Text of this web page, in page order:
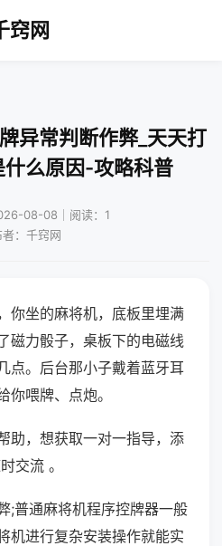
窍网
异常判断作弊_天天打
什么原因-攻略科普
08-08｜阅读：1
者：千窍网
你坐的麻将机，底板里埋满
磁力骰子，桌板下的电磁线
点。后台那小子戴着蓝牙耳
你喂牌、点炮。
助，想获取一对一指导，添
交流 。
;普通麻将机程序控牌器一般
机进行复杂安装操作就能实